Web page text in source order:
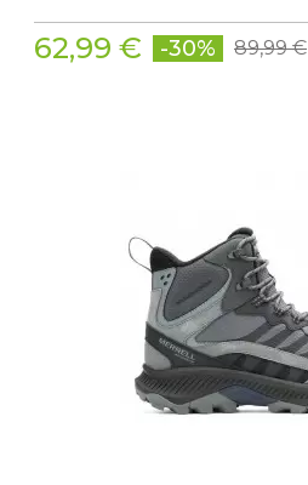
62,99 € -30% 89,99 €